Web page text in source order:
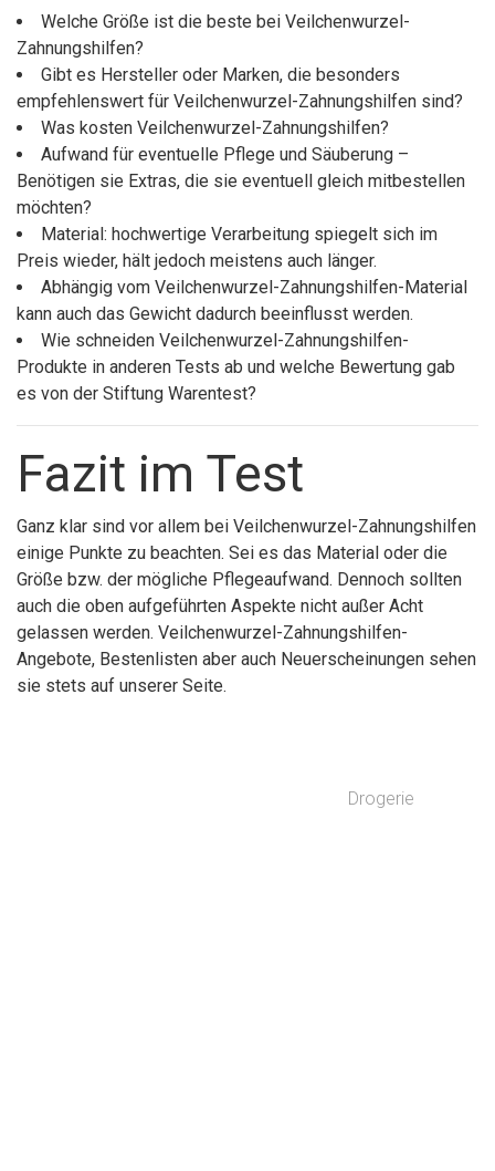
Welche Größe ist die beste bei Veilchenwurzel-
Zahnungshilfen?
Gibt es Hersteller oder Marken, die besonders
empfehlenswert für Veilchenwurzel-Zahnungshilfen sind?
Was kosten Veilchenwurzel-Zahnungshilfen?
Aufwand für eventuelle Pflege und Säuberung –
Benötigen sie Extras, die sie eventuell gleich mitbestellen
möchten?
Material: hochwertige Verarbeitung spiegelt sich im
Preis wieder, hält jedoch meistens auch länger.
Abhängig vom Veilchenwurzel-Zahnungshilfen-Material
kann auch das Gewicht dadurch beeinflusst werden.
Wie schneiden Veilchenwurzel-Zahnungshilfen-
Produkte in anderen Tests ab und welche Bewertung gab
es von der Stiftung Warentest?
Fazit im Test
Ganz klar sind vor allem bei Veilchenwurzel-Zahnungshilfen
einige Punkte zu beachten. Sei es das Material oder die
Größe bzw. der mögliche Pflegeaufwand. Dennoch sollten
auch die oben aufgeführten Aspekte nicht außer Acht
gelassen werden. Veilchenwurzel-Zahnungshilfen-
Angebote, Bestenlisten aber auch Neuerscheinungen sehen
sie stets auf unserer Seite.
Drogerie